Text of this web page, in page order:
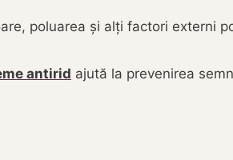
poluarea și alți factori externi
antirid ajută la prevenirea